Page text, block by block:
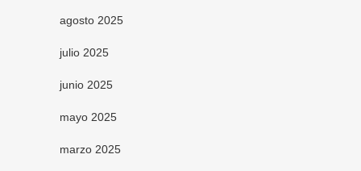
agosto 2025
julio 2025
junio 2025
mayo 2025
marzo 2025